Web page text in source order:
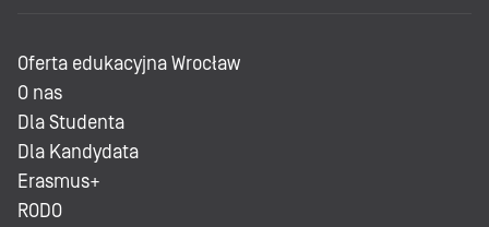
Oferta edukacyjna Wrocław
O nas
Dla Studenta
Dla Kandydata
Erasmus+
RODO